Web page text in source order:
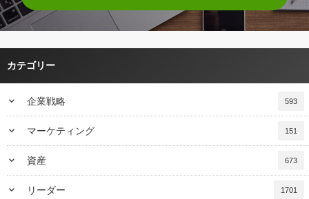
カテゴリー
keyboard_arrow_down 企業戦略 593
keyboard_arrow_down マーケティング 151
keyboard_arrow_down 資産 673
keyboard_arrow_down リーダー 1701